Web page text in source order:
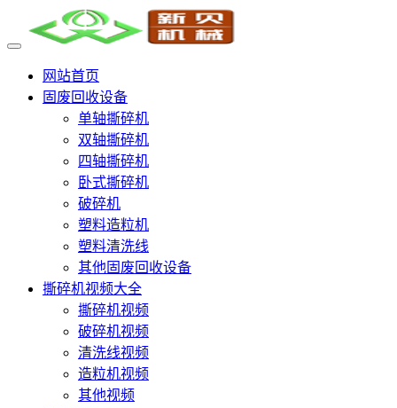
网站首页
固废回收设备
单轴撕碎机
双轴撕碎机
四轴撕碎机
卧式撕碎机
破碎机
塑料造粒机
塑料清洗线
其他固废回收设备
撕碎机视频大全
撕碎机视频
破碎机视频
清洗线视频
造粒机视频
其他视频